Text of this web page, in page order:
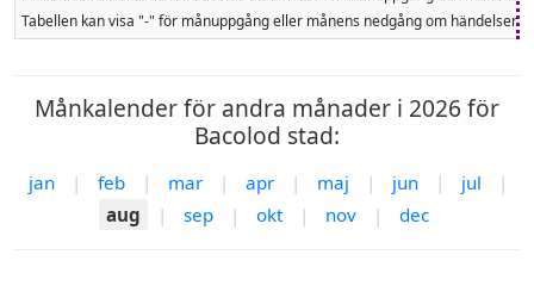
Tabellen kan visa "-" för månuppgång eller månens nedgång om
Månkalender för andra månader i 2026 för
Bacolod stad:
jan | feb | mar | apr | maj | jun | jul
|
aug
| sep | okt | nov | dec